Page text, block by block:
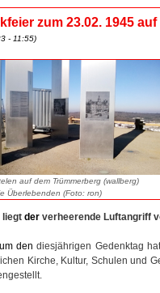
zum 23.02. 1945
- 11:55)
auf dem Trümmerberg (wallberg)
Überlebenden (Foto: ron)
liegt der verheerende Luftangriff
um den diesjährigen Gedenktag
Kirche, Kultur, Schulen und